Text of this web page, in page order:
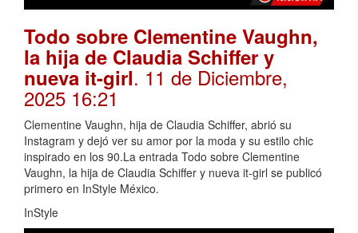
Todo sobre Clementine Vaughn,
la hija de Claudia Schiffer y
nueva it-girl. 11 de Diciembre,
2025 16:21
Clementine Vaughn, hija de Claudia Schiffer, abrió su
Instagram y dejó ver su amor por la moda y su estilo chic
inspirado en los 90.La entrada Todo sobre Clementine
Vaughn, la hija de Claudia Schiffer y nueva it-girl se publicó
primero en InStyle México.
InStyle